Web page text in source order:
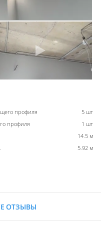
профиля
5 шт
профиля
1 шт
14.5 м
5.92 м
ОТЗЫВЫ